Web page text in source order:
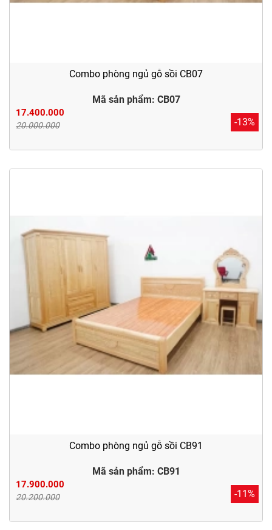
Combo phòng ngủ gỗ sồi CB07
Mã sản phẩm: CB07
17.400.000
20.000.000 -13%
Combo phòng ngủ gỗ sồi CB91
Mã sản phẩm: CB91
17.900.000
20.200.000 -11%